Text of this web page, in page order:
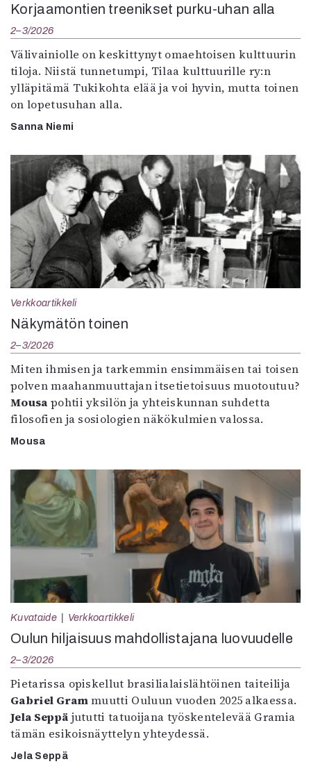
Korjaamontien treenikset purku-uhan alla
2–3/2026
Välivainiolle on keskittynyt omaehtoisen kulttuurin
tiloja. Niistä tunnetumpi, Tilaa kulttuurille ry:n
ylläpitämä Tukikohta elää ja voi hyvin, mutta toinen
on lopetusuhan alla.
Sanna Niemi
Verkkoartikkeli
Näkymätön toinen
2–3/2026
Miten ihmisen ja tarkemmin ensimmäisen tai toisen
polven maahanmuuttajan itsetietoisuus muotoutuu?
Mousa pohtii yksilön ja yhteiskunnan suhdetta
filosofien ja sosiologien näkökulmien valossa.
Mousa
Kuvataide Verkkoartikkeli
Oulun hiljaisuus mahdollistajana luovuudelle
2–3/2026
Pietarissa opiskellut brasilialaislähtöinen taiteilija
Gabriel Grammuutti Ouluun vuoden 2025 alkaessa.
Jela Seppä jututti tatuoijana työskentelevää Gramia
tämän esikoisnäyttelyn yhteydessä.
Jela Seppä